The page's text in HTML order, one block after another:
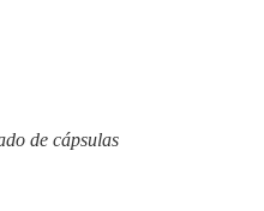
de cápsulas